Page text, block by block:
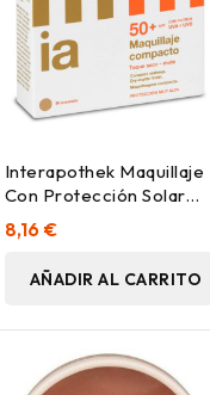
Interapothek Maquillaje
Con Protección Solar
Spf50+ Tono
Bronceado
8,16 €
AÑADIR AL CARRITO